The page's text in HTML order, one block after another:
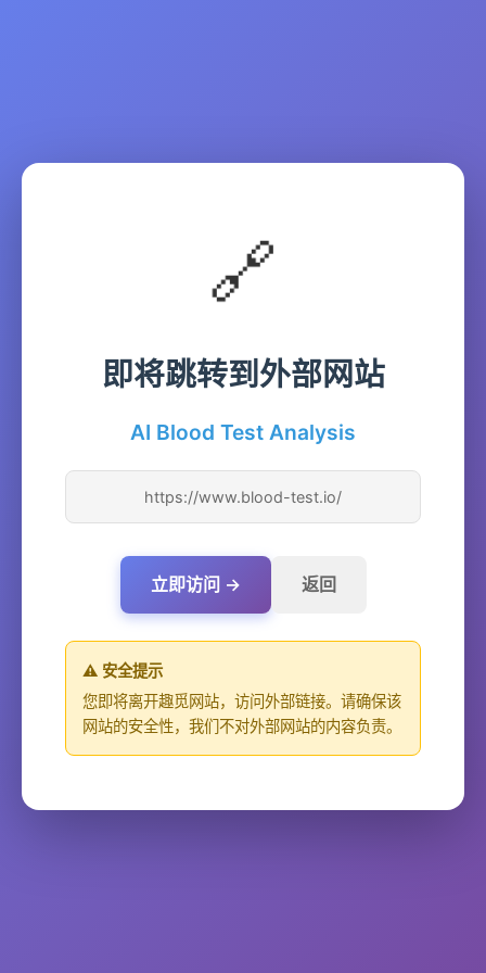
🔗
即将跳转到外部网站
AI Blood Test Analysis
https://www.blood-test.io/
立即访问 → 返回
⚠️ 安全提示
您即将离开趣觅网站，访问外部链接。请确保该
网站的安全性，我们不对外部网站的内容负责。